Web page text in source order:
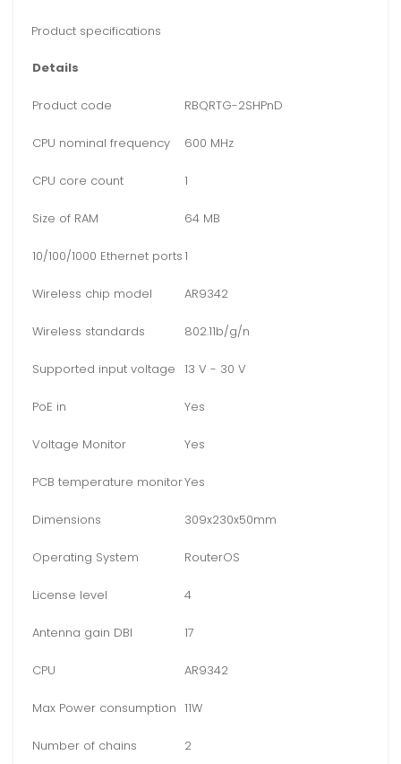
Product specifications
Details
Product code RBQRTG-2SHPnD
CPU nominal frequency 600 MHz
CPU core count 1
Size of RAM 64 MB
10/100/1000 Ethernet ports1
Wireless chip model AR9342
Wireless standards 802.11b/g/n
Supported input voltage 13 V - 30 V
PoE in Yes
Voltage Monitor Yes
PCB temperature monitorYes
Dimensions 309x230x50mm
Operating System RouterOS
License level 4
Antenna gain DBI 17
CPU AR9342
Max Power consumption 11W
Number of chains 2